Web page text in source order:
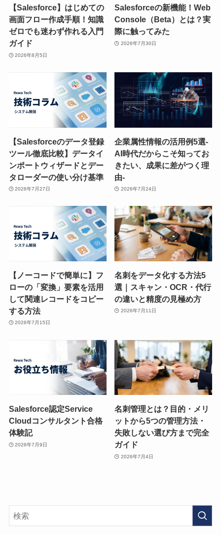
【Salesforce】はじめての
画面フロー作成手順！知識
ゼロでも迷わず作れる入門
ガイド
2026年8月5日
Salesforceの新機能！Web
Console（Beta）とは？実
際に触ってみた
2026年7月30日
【Salesforceのデータ登録
ツール徹底比較】データイ
ンポートウィザードとデー
タローダーの使い分け基準
2026年7月27日
企業属性情報の活用例5選-
AI時代だからこそ知ってお
きたい、成果に差がつく理
由-
2026年7月24日
【ノーコードで簡単に】フ
ローの「変換」要素を活用
して関連レコードをコピー
する方法
2026年7月15日
名刺をデータ化する方法5
選｜スキャン・OCR・代行
の違いと精度の見極め方
2026年7月11日
Salesforce認定Service
Cloudコンサルタント合格
体験記
2026年7月9日
名刺管理とは？目的・メリ
ットから5つの管理方法・
失敗しない選び方まで完全
ガイド
2026年7月4日